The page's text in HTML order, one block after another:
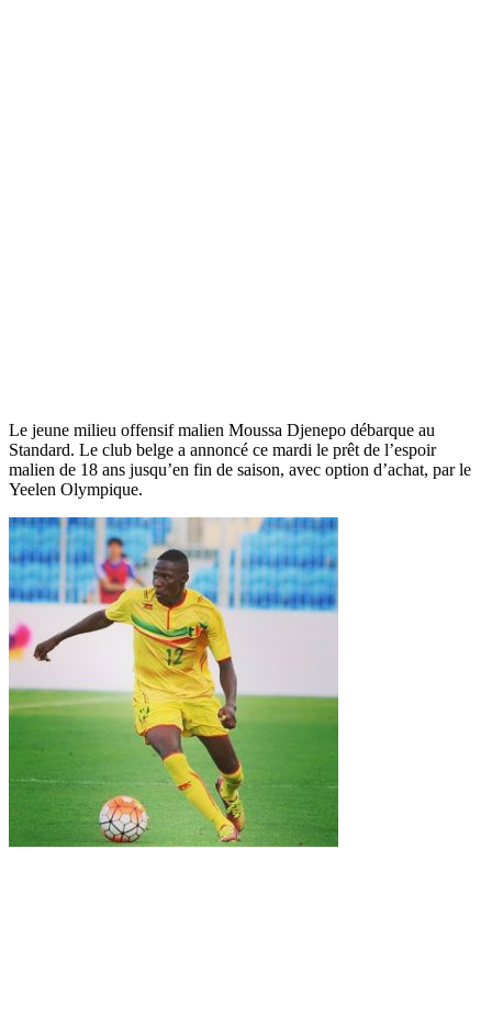
Le jeune milieu offensif malien Moussa Djenepo débarque au
Standard. Le club belge a annoncé ce mardi le prêt de l’espoir
malien de 18 ans jusqu’en fin de saison, avec option d’achat, par le
Yeelen Olympique.